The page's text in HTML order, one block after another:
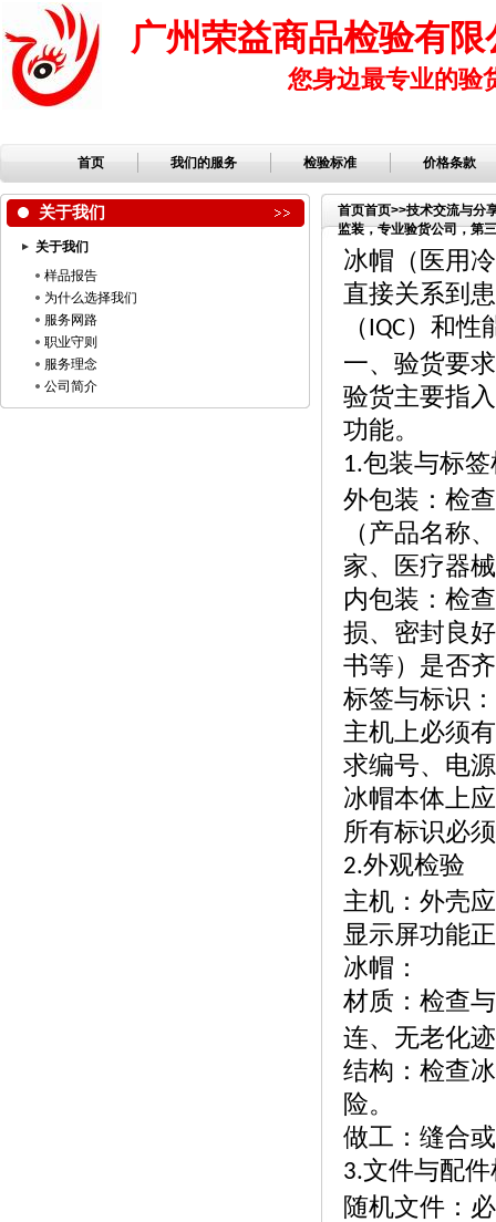
广州荣益商品检验有限
您身边最专业的验
首页 我们的服务 检验标准 价格条款
关于我们
关于我们
样品报告
为什么选择我们
服务网路
职业守则
服务理念
公司简介
首页首页>>技术交流与分
监装，专业验货公司，第
公司，服装检品，鞋子检
冰帽（医用
直接关系到
（IQC）和性
一、验货要求
验货主要指
功能。
1.包装与标
外包装：检
（产品名称
家、医疗器
内包装：检
损、密封良
书等）是否
标签与标识：
主机上必须
求编号、电
冰帽本体上
所有标识必
2.外观检验
主机：外壳
显示屏功能
冰帽：
材质：检查
连、无老化
结构：检查
险。
做工：缝合
3.文件与配
随机文件：